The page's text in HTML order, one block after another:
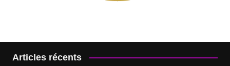
Articles récents